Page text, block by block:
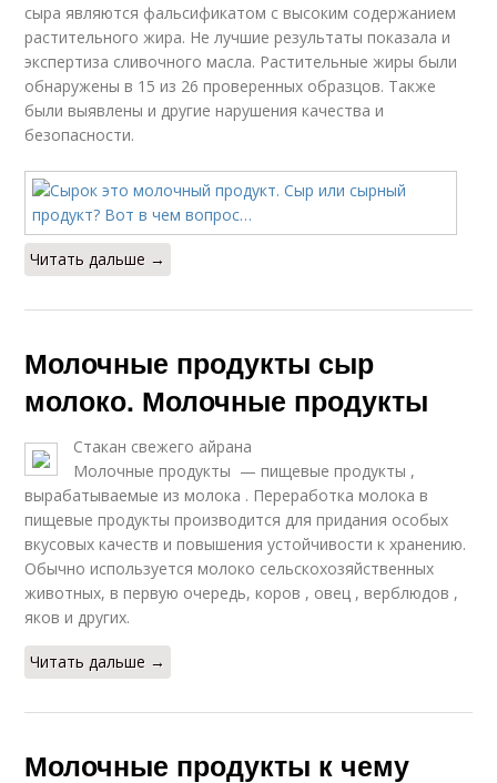
сыра являются фальсификатом с высоким содержанием
растительного жира. Не лучшие результаты показала и
экспертиза сливочного масла. Растительные жиры были
обнаружены в 15 из 26 проверенных образцов. Также
были выявлены и другие нарушения качества и
безопасности.
Читать дальше →
Молочные продукты сыр
молоко. Молочные продукты
Стакан свежего айрана
Молочные продукты — пищевые продукты ,
вырабатываемые из молока . Переработка молока в
пищевые продукты производится для придания особых
вкусовых качеств и повышения устойчивости к хранению.
Обычно используется молоко сельскохозяйственных
животных, в первую очередь, коров , овец , верблюдов ,
яков и других.
Читать дальше →
Молочные продукты к чему